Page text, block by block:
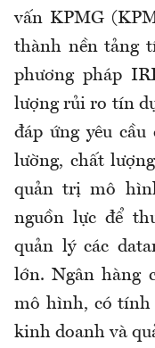
vấn KPMG
thành nền tảng
phương pháp
lượng rủi ro tín
đáp ứng yêu cầu
lường, chất
quản trị mô
nguồn lực để
quản lý các
lớn. Ngân hàng
mô hình, có tính
kinh doanh và